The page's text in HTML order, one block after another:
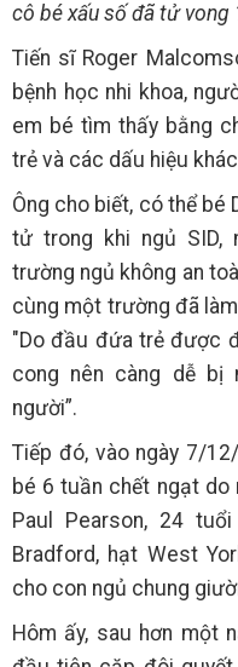
cô bé xấu số đã tử vong
Tiến sĩ Roger
bệnh học nhi khoa,
em bé tìm thấy bằng
trẻ và các dấu hiệu
Ông cho biết, có thể
tử trong khi ngủ SID,
trường ngủ không an
cùng một trường đã
"Do đầu đứa trẻ được
cong nên càng dễ bị
người”.
Tiếp đó, vào ngày 7/
bé 6 tuần chết ngạt do
Paul Pearson, 24
Bradford, hạt West
cho con ngủ chung
Hôm ấy, sau hơn một